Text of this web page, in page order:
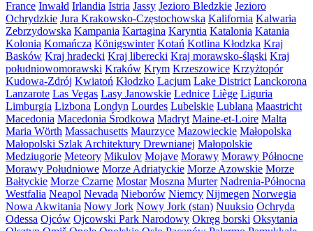
France Inwałd Irlandia Istria Jassy Jezioro Bledzkie Jezioro
Ochrydzkie Jura Krakowsko-Częstochowska Kalifornia Kalwaria
Zebrzydowska Kampania Kartagina Karyntia Katalonia Katania
Kolonia Komańcza Königswinter Kotań Kotlina Kłodzka Kraj
Basków Kraj hradecki Kraj liberecki Kraj morawsko-śląski Kraj
południowomorawski Kraków Krym Krzeszowice Krzyżtopór
Kudowa-Zdrój Kwiatoń Kłodzko Lacjum Lake District Lanckorona
Lanzarote Las Vegas Lasy Janowskie Lednice Liège Liguria
Limburgia Lizbona Londyn Lourdes Lubelskie Lublana Maastricht
Macedonia Macedonia Środkowa Madryt Maine-et-Loire Malta
Maria Wörth Massachusetts Maurzyce Mazowieckie Małopolska
Małopolski Szlak Architektury Drewnianej Małopolskie
Medziugorie Meteory Mikulov Mojave Morawy Morawy Północne
Morawy Południowe Morze Adriatyckie Morze Azowskie Morze
Bałtyckie Morze Czarne Mostar Moszna Murter Nadrenia-Północna
Westfalia Neapol Nevada Nieborów Niemcy Nijmegen Norwegia
Nowa Akwitania Nowy Jork Nowy Jork (stan) Nuuksio Ochryda
Odessa Ojców Ojcowski Park Narodowy Okręg borski Oksytania